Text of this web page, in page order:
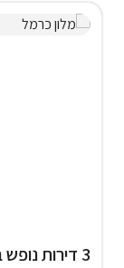
3 דירות נופש בנתניה